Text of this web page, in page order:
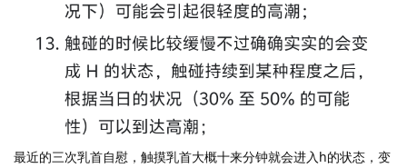
最近的三次乳首自慰，触摸乳首大概十来分钟就会进入h的状态，变